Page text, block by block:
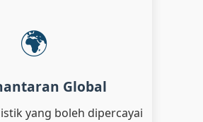
🌍
Global
yang boleh dipercayai